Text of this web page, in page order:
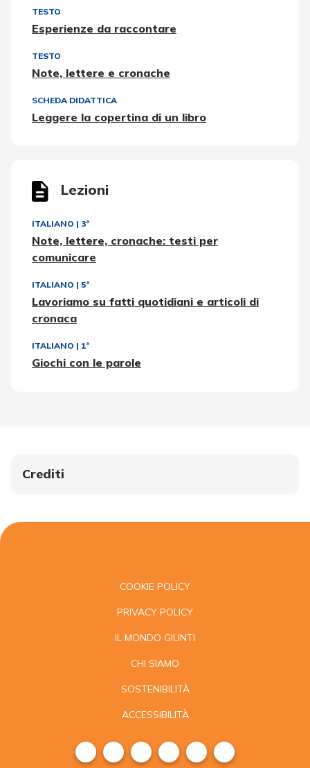
TESTO
Esperienze da raccontare
TESTO
Note, lettere e cronache
SCHEDA DIDATTICA
Leggere la copertina di un libro
Lezioni
ITALIANO | 3ª
Note, lettere, cronache: testi per
comunicare
ITALIANO | 5ª
Lavoriamo su fatti quotidiani e articoli di
cronaca
ITALIANO | 1ª
Giochi con le parole
Crediti
COOKIE POLICY
PRIVACY POLICY
IL MONDO GIUNTI
CHI SIAMO
SOSTENIBILITÀ
ACCESSIBILITÀ